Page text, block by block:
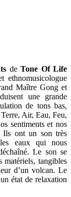
de Tone Of Life
ethnomusicologue
Maître Gong et
une grande
de tons bas,
Air, Eau, Feu,
sentiments et nos
Ils ont un son très
eaux qui nous
Le son se
matériels, tangibles
d’un volcan. Le
état de relaxation